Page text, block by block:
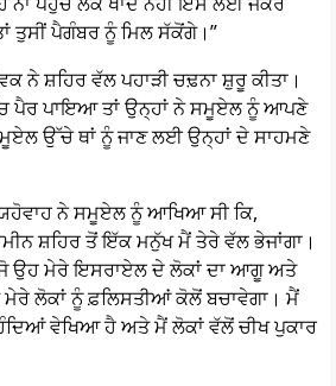
ਤੁਸੀਂ ਪੈਗੰਬਰ ਨੂੰ ਮਿਲ ਸੱਕੋਂਗੇ।”
ਨੇ ਸ਼ਹਿਰ ਵੱਲ ਪਹਾੜੀ ਚਢ਼ਨਾ ਸ਼ੁਰੂ ਕੀਤਾ।
ਪੈਰ ਪਾਇਆ ਤਾਂ ਉਨ੍ਹਾਂ ਨੇ ਸਮੂਏਲ ਨੂੰ ਆਪਣੇ
ਉੱਚੇ ਥਾਂ ਨੂੰ ਜਾਣ ਲਈ ਉਨ੍ਹਾਂ ਦੇ ਸਾਹਮਣੇ
ਨੇ ਸਮੂਏਲ ਨੂੰ ਆਖਿਆ ਸੀ ਕਿ,
ਸ਼ਹਿਰ ਤੋਂ ਇੱਕ ਮਨੁੱਖ ਮੈਂ ਤੇਰੇ ਵੱਲ ਭੇਜਾਂਗਾ।
ਉਹ ਮੇਰੇ ਇਸਰਾਏਲ ਦੇ ਲੋਕਾਂ ਦਾ ਆਗੂ ਅਤੇ
ਲੋਕਾਂ ਨੂੰ ਫ਼ਲਿਸਤੀਆਂ ਕੋਲੋਂ ਬਚਾਵੇਗਾ। ਮੈਂ
ਵੇਖਿਆ ਹੈ ਅਤੇ ਮੈਂ ਲੋਕਾਂ ਵੱਲੋਂ ਚੀਖ ਪੁਕਾਰ